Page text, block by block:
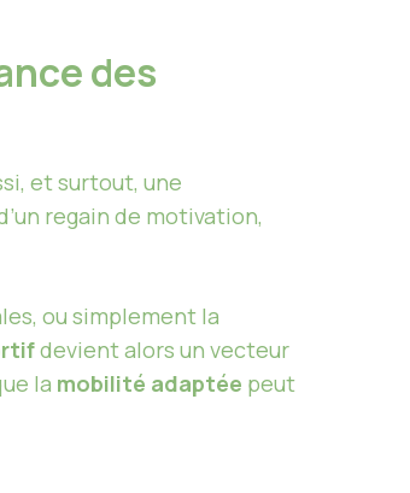
des
et surtout, une
regain de motivation,
ou simplement la
devient alors un vecteur
la mobilité adaptée peut